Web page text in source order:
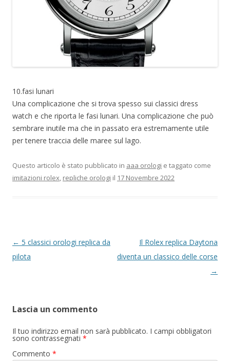
10.fasi lunari
Una complicazione che si trova spesso sui classici dress
watch e che riporta le fasi lunari. Una complicazione che può
sembrare inutile ma che in passato era estremamente utile
per tenere traccia delle maree sul lago.
Questo articolo è stato pubblicato in aaa orologi e taggato come
imitazioni rolex, repliche orologi il 17 Novembre 2022
Navigazione
articolo
← 5 classici orologi replica da
pilota
Il Rolex replica Daytona
diventa un classico delle corse
→
Lascia un commento
Il tuo indirizzo email non sarà pubblicato. I campi obbligatori
sono contrassegnati *
Commento *